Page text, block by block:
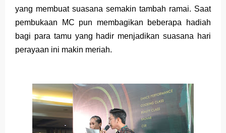
Global Trademark Protection System
Brand Adaptation Across Different Countries
Vivo v70 series: mid-range rasa flagship dengan
Apple Watch Series 10 vs Samsung Galaxy Watch 7
Review Lengkap 2026
yang membuat suasana semakin tambah ramai. Saat
pembukaan MC pun membagikan beberapa hadiah
bagi para tamu yang hadir menjadikan suasana hari
perayaan ini makin meriah.